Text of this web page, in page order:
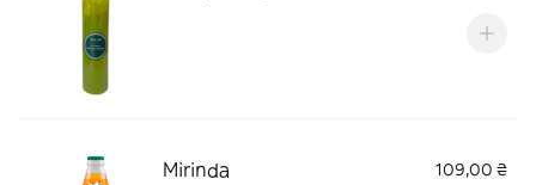
Mirinda 109,00 ₴